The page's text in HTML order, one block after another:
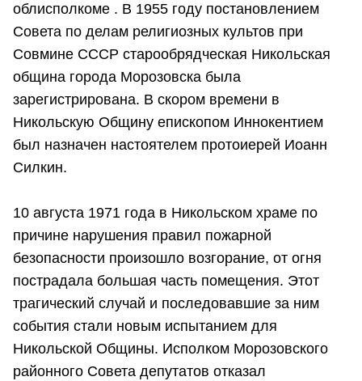
облисполкоме . В 1955 году постановлением
Совета по делам религиозных культов при
Совмине СССР старообрядческая Никольская
община города Морозовска была
зарегистрирована. В скором времени в
Никольскую Общину епископом Иннокентием
был назначен настоятелем протоиерей Иоанн
Силкин.
10 августа 1971 года в Никольском храме по
причине нарушения правил пожарной
безопасности произошло возгорание, от огня
пострадала большая часть помещения. Этот
трагический случай и последовавшие за ним
события стали новым испытанием для
Никольской Общины. Исполком Морозовского
районного Совета депутатов отказал